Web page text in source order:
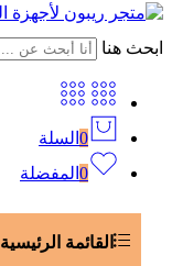
ابحث هنا
0 السلة
0 المفضلة
القائمة الرئيسية